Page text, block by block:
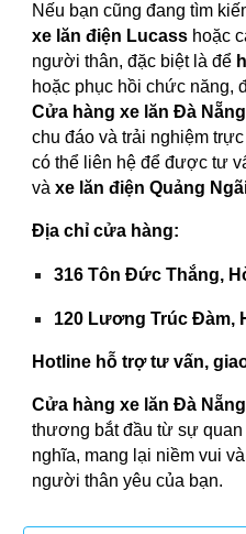
Nếu bạn cũng đang tìm
xe lăn điện Lucass hoặc
người thân, đặc biệt là để
hoặc phục hồi chức năng,
Cửa hàng xe lăn Đà Nẵng
chu đáo và trải nghiệm
có thể liên hệ để được tư
vàxe lăn điện Quảng
Địa chỉ cửa hàng:
316 Tôn Đức Thắng,
120 Lương Trúc Đàm,
Hotline hỗ trợ tư vấn,
Cửa hàng xe lăn Đà Nẵng
thương bắt đầu từ sự quan
nghĩa, mang lại niềm vui
người thân yêu của bạn.